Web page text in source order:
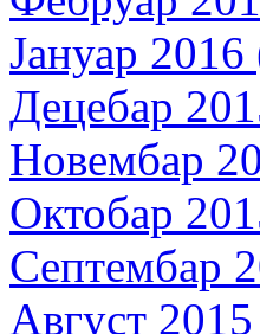
Јануар 2016
Децебар
Новембар
Октобар
Септембар
Август